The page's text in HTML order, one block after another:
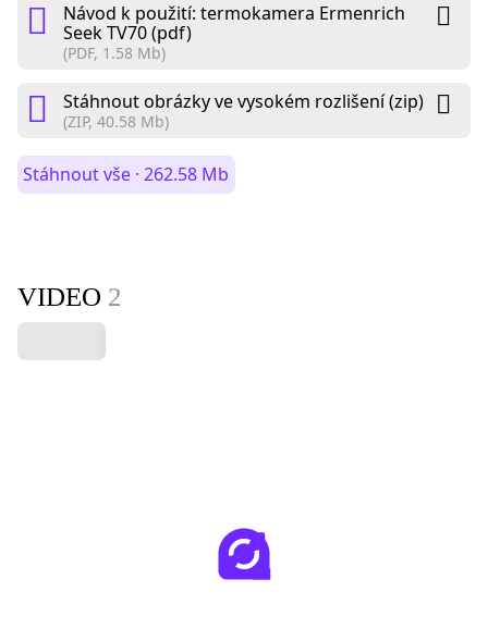
Návod k použití: termokamera Ermenrich
Seek TV70 (pdf)
(PDF, 1.58 Mb)
Stáhnout obrázky ve vysokém rozlišení (zip)
(ZIP, 40.58 Mb)
Stáhnout vše · 262.58 Mb
VIDEO 2